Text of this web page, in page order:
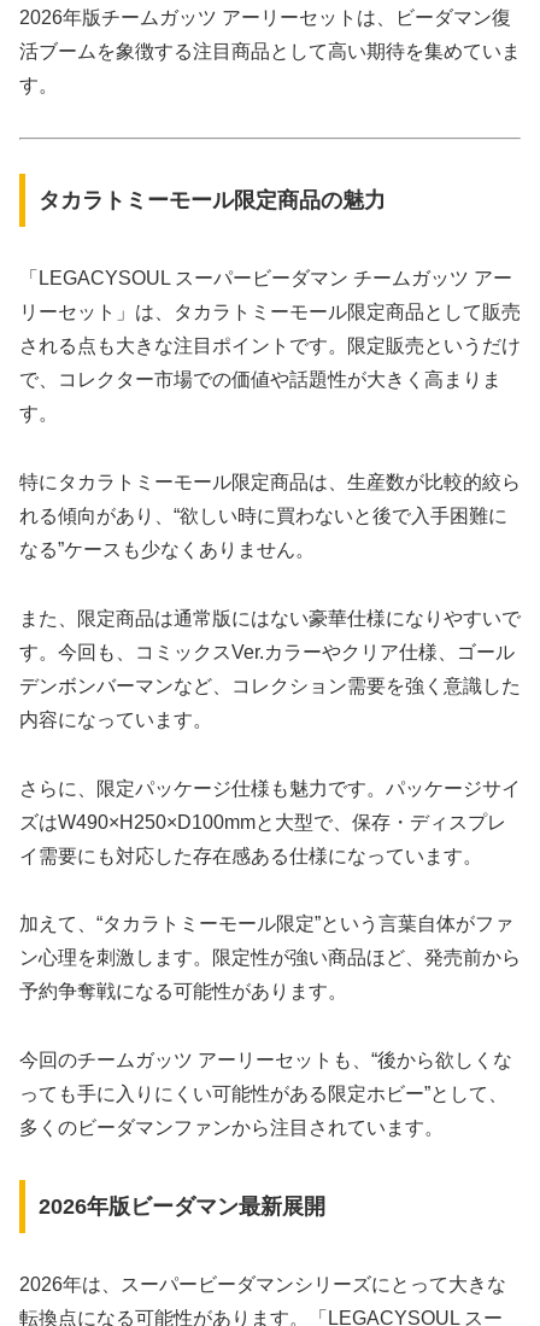
2026年版チームガッツ アーリーセットは、ビーダマン復
活ブームを象徴する注目商品として高い期待を集めていま
す。
タカラトミーモール限定商品の魅力
「LEGACYSOUL スーパービーダマン チームガッツ アー
リーセット」は、タカラトミーモール限定商品として販売
される点も大きな注目ポイントです。限定販売というだけ
で、コレクター市場での価値や話題性が大きく高まりま
す。
特にタカラトミーモール限定商品は、生産数が比較的絞ら
れる傾向があり、“欲しい時に買わないと後で入手困難に
なる”ケースも少なくありません。
また、限定商品は通常版にはない豪華仕様になりやすいで
す。今回も、コミックスVer.カラーやクリア仕様、ゴール
デンボンバーマンなど、コレクション需要を強く意識した
内容になっています。
さらに、限定パッケージ仕様も魅力です。パッケージサイ
ズはW490×H250×D100mmと大型で、保存・ディスプレ
イ需要にも対応した存在感ある仕様になっています。
加えて、“タカラトミーモール限定”という言葉自体がファ
ン心理を刺激します。限定性が強い商品ほど、発売前から
予約争奪戦になる可能性があります。
今回のチームガッツ アーリーセットも、“後から欲しくな
っても手に入りにくい可能性がある限定ホビー”として、
多くのビーダマンファンから注目されています。
2026年版ビーダマン最新展開
2026年は、スーパービーダマンシリーズにとって大きな
転換点になる可能性があります。「LEGACYSOUL スー